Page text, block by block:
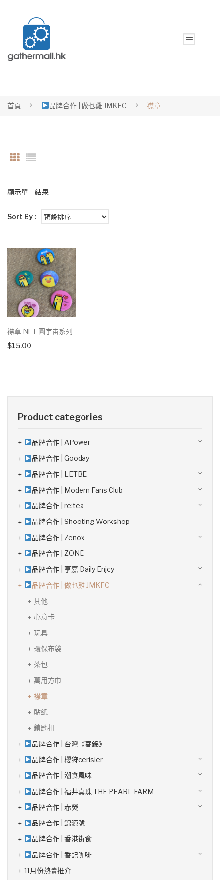
首頁 品牌合作 | 做乜雞 JMKFC 襟章
顯示單一結果
Sort By :
襟章 NFT 圓宇宙系列
$15.00
Product categories
品牌合作 | APower
品牌合作 | Gooday
品牌合作 | LETBE
品牌合作 | Modern Fans Club
品牌合作 | re:tea
品牌合作 | Shooting Workshop
品牌合作 | Zenox
品牌合作 | ZONE
品牌合作 | 享嘉 Daily Enjoy
品牌合作 | 做乜雞 JMKFC
其他
心意卡
玩具
環保布袋
茶包
萬用方巾
襟章
貼紙
鎖匙扣
品牌合作 | 台灣《春錦》
品牌合作 | 櫻狩cerisier
品牌合作 | 潮食風味
品牌合作 | 福井真珠 THE PEARL FARM
品牌合作 | 赤熒
品牌合作 | 錦源號
品牌合作 | 香港街食
品牌合作 | 香記咖啡
11月份熱賣推介